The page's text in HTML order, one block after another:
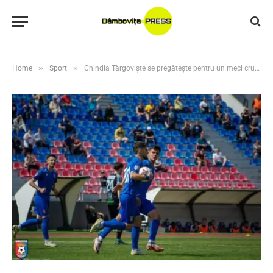
Home » Sport » Chindia Târgoviște se pregătește pentru un meci crucial cu CSM Slatina: Biletele sunt disponibile